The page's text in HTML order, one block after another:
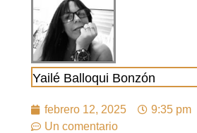
Yailé Balloqui Bonzón
febrero 12, 2025
9:35 pm
Un comentario